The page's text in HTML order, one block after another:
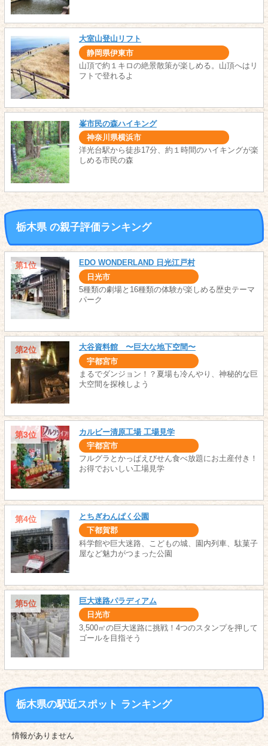
大室山登山リフト
静岡県伊東市
山頂で約１キロの絶景散策が楽しめる。山頂へはリ
フトで登れるよ
峯市民の森ハイキング
神奈川県横浜市
洋光台駅から徒歩17分、約１時間のハイキングが楽
しめる市民の森
栃木県 の親子評価ランキング
第1位 EDO WONDERLAND 日光江戸村
日光市
5種類の劇場と16種類の体験が楽しめる歴史テーマ
パーク
第2位 大谷資料館 〜巨大な地下空間〜
宇都宮市
まるでダンジョン！？夏場も冷んやり、神秘的な巨
大空間を探検しよう
第3位 カルビー清原工場 工場見学
宇都宮市
フルグラとかっぱえびせん食べ放題にお土産付き！
お得でおいしい工場見学
第4位 とちぎわんぱく公園
下都賀郡
科学館や巨大迷路、こどもの城、園内列車、駄菓子
屋など魅力がつまった公園
第5位 巨大迷路パラディアム
日光市
3,500㎡の巨大迷路に挑戦！4つのスタンプを押して
ゴールを目指そう
栃木県の駅近スポット ランキング
情報がありません